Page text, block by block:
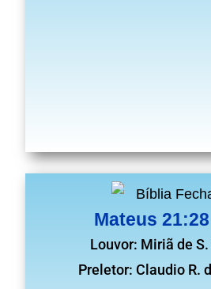
Mateus
Louvor: Miriã de
Preletor: Claudio R.